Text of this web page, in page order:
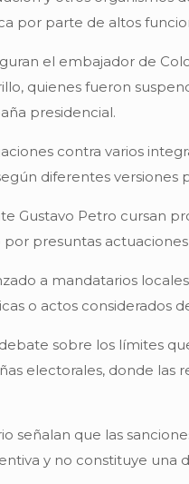
por parte de altos
el embajador de
quienes fueron
presidencial.
contra varios
diferentes
Gustavo Petro cursan
por presuntas
a mandatarios
o actos considerados
sobre los límites
electorales, donde las
señalan que las
y no constituye una